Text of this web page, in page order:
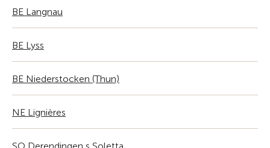
BE Langnau
BE Lyss
BE Niederstocken (Thun)
NE Lignières